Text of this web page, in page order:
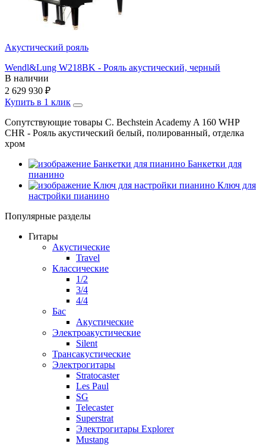
Акустический рояль
Wendl&Lung W218BK - Рояль акустический, черный
В наличии
2 629 930 ₽
Купить в 1 клик
Сопутствующие товары C. Bechstein Academy A 160 WHP
CHR - Рояль акустический белый, полированный, отделка
хром
Банкетки для
пианино
Ключ для
настройки пианино
Популярные разделы
Гитары
Акустические
Travel
Классические
1/2
3/4
4/4
Бас
Акустические
Электроакустические
Silent
Трансакустические
Электрогитары
Stratocaster
Les Paul
SG
Telecaster
Superstrat
Электрогитары Explorer
Mustang